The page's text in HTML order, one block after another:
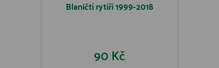
Blaničtí rytíři 1999-2018
90 Kč